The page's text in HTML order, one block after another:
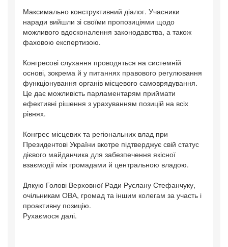
Максимально конструктивний діалог. Учасники
наради вийшли зі своїми пропозиціями щодо
можливого вдосконалення законодавства, а також
фаховою експертизою.
Конгресові слухання проводяться на системній
основі, зокрема й у питаннях правового регулювання
функціонування органів місцевого самоврядування.
Це дає можливість парламентарям приймати
ефективні рішення з урахуванням позицій на всіх
рівнях.
Конгрес місцевих та регіональних влад при
Президентові України вкотре підтверджує свій статус
дієвого майданчика для забезпечення якісної
взаємодії між громадами й центральною владою.
Дякую Голові Верховної Ради Руслану Стефанчуку,
очільникам ОВА, громад та іншим колегам за участь і
проактивну позицію.
Рухаємося далі.